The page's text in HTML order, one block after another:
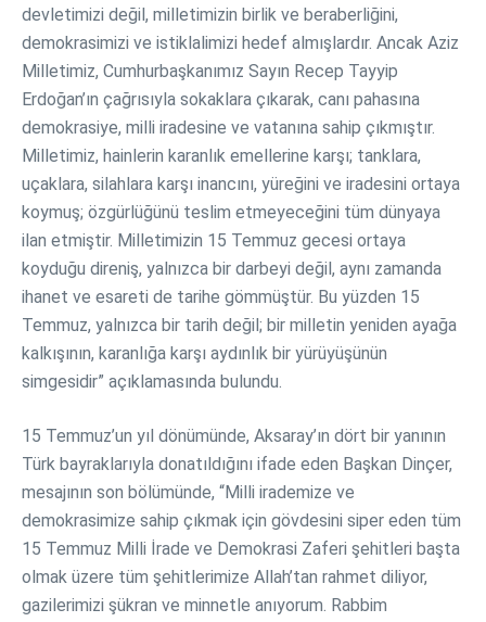
devletimizi değil, milletimizin birlik ve beraberliğini,
demokrasimizi ve istiklalimizi hedef almışlardır. Ancak Aziz
Milletimiz, Cumhurbaşkanımız Sayın Recep Tayyip
Erdoğan’ın çağrısıyla sokaklara çıkarak, canı pahasına
demokrasiye, milli iradesine ve vatanına sahip çıkmıştır.
Milletimiz, hainlerin karanlık emellerine karşı; tanklara,
uçaklara, silahlara karşı inancını, yüreğini ve iradesini ortaya
koymuş; özgürlüğünü teslim etmeyeceğini tüm dünyaya
ilan etmiştir. Milletimizin 15 Temmuz gecesi ortaya
koyduğu direniş, yalnızca bir darbeyi değil, aynı zamanda
ihanet ve esareti de tarihe gömmüştür. Bu yüzden 15
Temmuz, yalnızca bir tarih değil; bir milletin yeniden ayağa
kalkışının, karanlığa karşı aydınlık bir yürüyüşünün
simgesidir” açıklamasında bulundu.
15 Temmuz’un yıl dönümünde, Aksaray’ın dört bir yanının
Türk bayraklarıyla donatıldığını ifade eden Başkan Dinçer,
mesajının son bölümünde, “Milli irademize ve
demokrasimize sahip çıkmak için gövdesini siper eden tüm
15 Temmuz Milli İrade ve Demokrasi Zaferi şehitleri başta
olmak üzere tüm şehitlerimize Allah’tan rahmet diliyor,
gazilerimizi şükran ve minnetle anıyorum. Rabbim